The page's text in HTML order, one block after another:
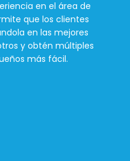
en el área de
que los clientes
en las mejores
y obtén múltiples
más fácil.